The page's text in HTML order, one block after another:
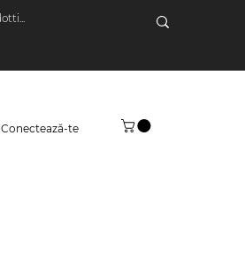
Conectează-te